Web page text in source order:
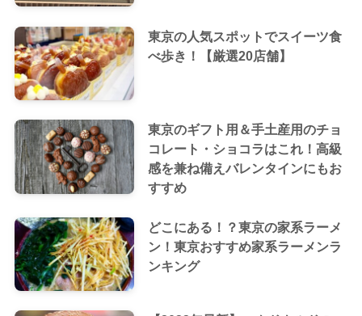
東京の人気スポットでスイーツ食
べ歩き！【厳選20店舗】
東京のギフト用＆手土産用のチョ
コレート・ショコラはこれ！高級
感を兼ね備えバレンタインにもお
すすめ
どこにある！？東京の家系ラーメ
ン！東京おすすめ家系ラーメンラ
ンキング